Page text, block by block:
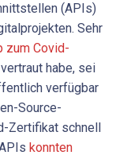
(APIs)
Sehr
zum Covid-
habe, sei
verfügbar
Source-
Zertifikat schnell
konnten